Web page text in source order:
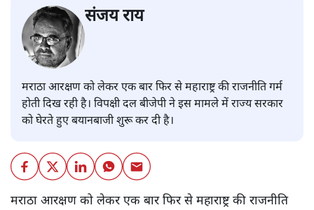
संजय राय
मराठा आरक्षण को लेकर एक बार फिर से महाराष्ट्र की राजनीति गर्म
होती दिख रही है। विपक्षी दल बीजेपी ने इस मामले में राज्य सरकार
को घेरते हुए बयानबाजी शुरू कर दी है।
मराठा आरक्षण को लेकर एक बार फिर से महाराष्ट्र की राजनीति